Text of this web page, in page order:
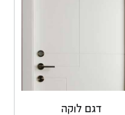
דגם לוקה